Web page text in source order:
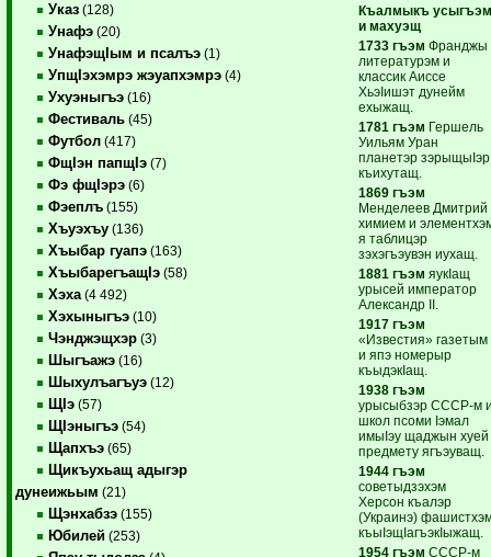
Указ (128)
Унафэ (20)
УнафэщIым и псалъэ (1)
УпщIэхэмрэ жэуапхэмрэ (4)
Ухуэныгъэ (16)
Фестиваль (45)
Футбол (417)
ФщIэн папщIэ (7)
Фэ фщIэрэ (6)
Фэеплъ (155)
Хъуэхъу (136)
Хъыбар гуапэ (163)
ХъыбарегъащIэ (58)
Хэха (4 492)
Хэхыныгъэ (10)
Чэнджэщхэр (3)
Шыгъажэ (16)
Шыхулъагъуэ (12)
ЩIэ (57)
ЩIэныгъэ (54)
Щапхъэ (65)
Щикъухьащ адыгэр
дунеижьым (21)
Щэнхабзэ (155)
Юбилей (253)
Къалмыкъ
и махуэщ
1733 гъэм Франджы
литературэм и
классик Аиссе
ХьэIишэт дунейм
ехыжащ.
1781 гъэм Гершель
Уильям Уран
планетэр зэрыщыIэр
къихутащ.
1869 гъэм
Менделеев Дмитрий
химием и
я таблицэр
зэхэгъэувэн иухащ.
1881 гъэм яукIащ
урысей император
Александр II.
1917 гъэм
«Известия» газетым
и япэ номерыр
къыдэкIащ.
1938 гъэм
урысыбзэр СССР-м
школ псоми Iэмал
имыIэу щаджын хуей
предмету ягъэуващ.
1944 гъэм
советыдзэхэм
Херсон къалэр
(Украинэ)
къыIэщIагъэкIыжащ.
1954 гъэм СССР-м